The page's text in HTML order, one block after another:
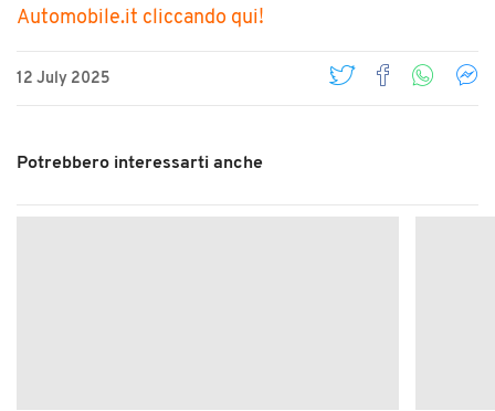
Automobile.it cliccando qui!
12 July 2025
Potrebbero interessarti anche